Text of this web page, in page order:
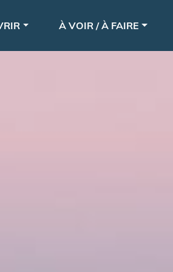
au
principal
À VOIR / À FAIRE